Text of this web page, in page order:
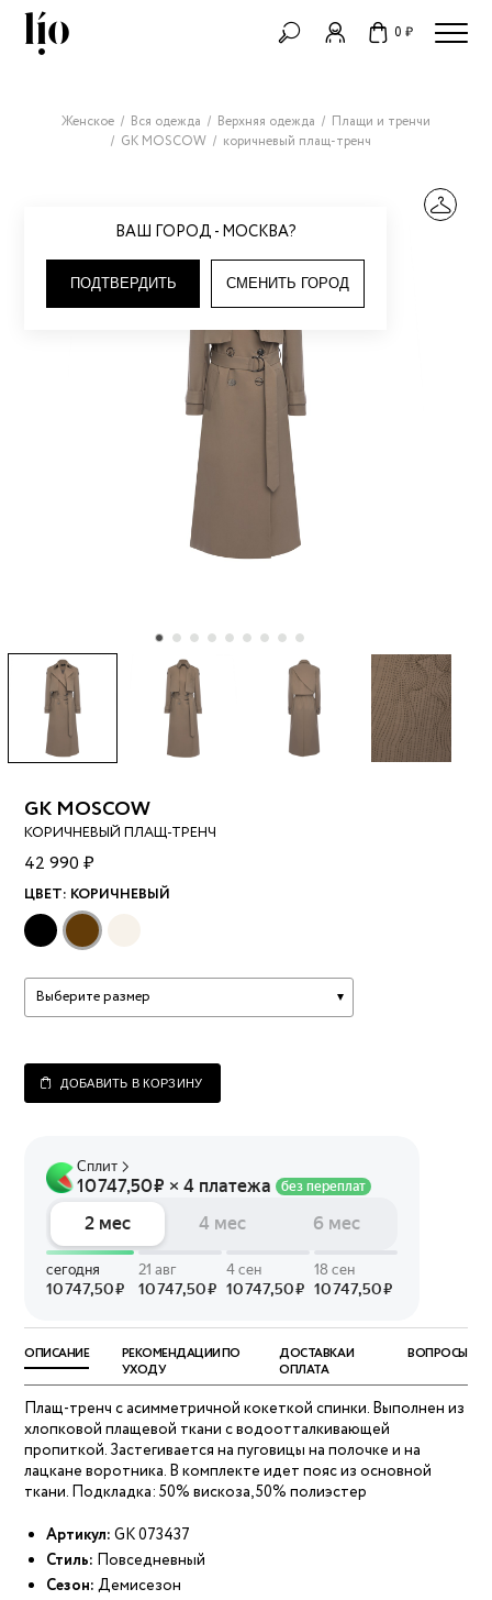
0 ₽
ВАШ ГОРОД - МОСКВА?
ПОДТВЕРДИТЬ СМЕНИТЬ ГОРОД
Женское Вся одежда Верхняя одежда
Плащи и тренчи
GK MOSCOW
коричневый плащ-тренч
GK MOSCOW
КОРИЧНЕВЫЙ ПЛАЩ-ТРЕНЧ
42 990 ₽
ЦВЕТ: КОРИЧНЕВЫЙ
Выберите размер
ДОБАВИТЬ В КОРЗИНУ
ОПИСАНИЕ
РЕКОМЕНДАЦИИ ПО
УХОДУ
ДОСТАВКА И
ОПЛАТА
ВОПРОСЫ
Плащ-тренч с асимметричной кокеткой спинки. Выполнен из
хлопковой плащевой ткани с водоотталкивающей
пропиткой. Застегивается на пуговицы на полочке и на
лацкане воротника. В комплекте идет пояс из основной
ткани. Подкладка: 50% вискоза, 50% полиэстер
Артикул: GK 073437
Стиль: Повседневный
Сезон: Демисезон